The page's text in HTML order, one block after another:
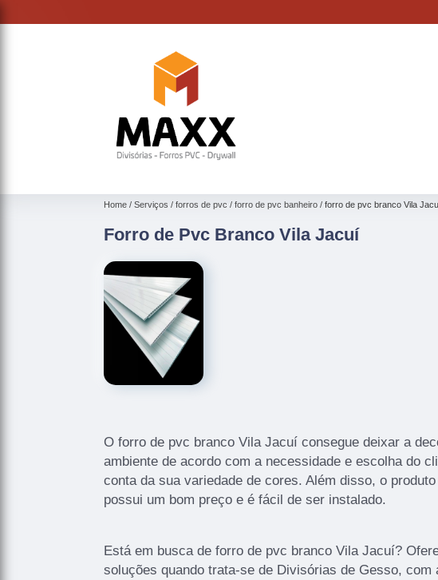
Home Serviços forros de pvc forro de pvc banheiro forro de pvc branco Vila
Forro de Pvc Branco Vila Jacuí
O forro de pvc branco Vila Jacuí consegue deixar a
ambiente de acordo com a necessidade e escolha do
conta da sua variedade de cores. Além disso, o
possui um bom preço e é fácil de ser instalado.
Está em busca de forro de pvc branco Vila Jacuí?
soluções quando trata-se de Divisórias de Gesso, com